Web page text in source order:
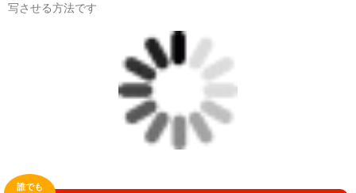
写させる方法です
誰でも